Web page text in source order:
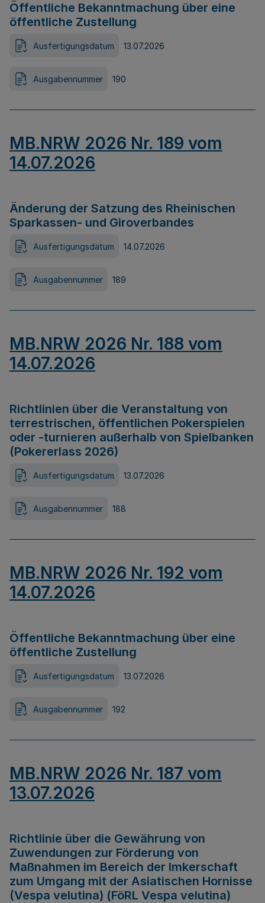
Öffentliche Bekanntmachung über eine
öffentliche Zustellung
Ausfertigungsdatum 13.07.2026
Ausgabennummer 190
MB.NRW 2026 Nr. 189 vom
14.07.2026
Änderung der Satzung des Rheinischen
Sparkassen- und Giroverbandes
Ausfertigungsdatum 14.07.2026
Ausgabennummer 189
MB.NRW 2026 Nr. 188 vom
14.07.2026
Richtlinien über die Veranstaltung von
terrestrischen, öffentlichen Pokerspielen
oder -turnieren außerhalb von Spielbanken
(Pokererlass 2026)
Ausfertigungsdatum 13.07.2026
Ausgabennummer 188
MB.NRW 2026 Nr. 192 vom
14.07.2026
Öffentliche Bekanntmachung über eine
öffentliche Zustellung
Ausfertigungsdatum 13.07.2026
Ausgabennummer 192
MB.NRW 2026 Nr. 187 vom
13.07.2026
Richtlinie über die Gewährung von
Zuwendungen zur Förderung von
Maßnahmen im Bereich der Imkerschaft
zum Umgang mit der Asiatischen Hornisse
(Vespa velutina) (FöRL Vespa velutina)